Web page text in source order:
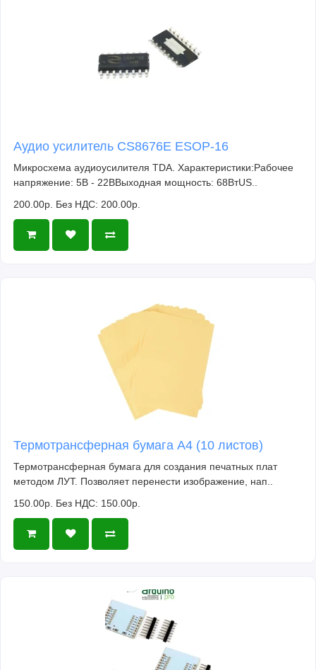
Аудио усилитель CS8676E ESOP-16
Микросхема аудиоусилителя TDA. Характеристики:Рабочее
напряжение: 5В - 22ВВыходная мощность: 68ВтUS..
200.00р. Без НДС: 200.00р.
Термотрансферная бумага А4 (10 листов)
Термотрансферная бумага для создания печатных плат
методом ЛУТ. Позволяет перенести изображение, нап..
150.00р. Без НДС: 150.00р.